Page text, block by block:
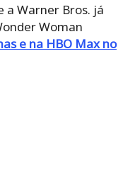
a Warner Bros. já
Woman
e na HBO Max no